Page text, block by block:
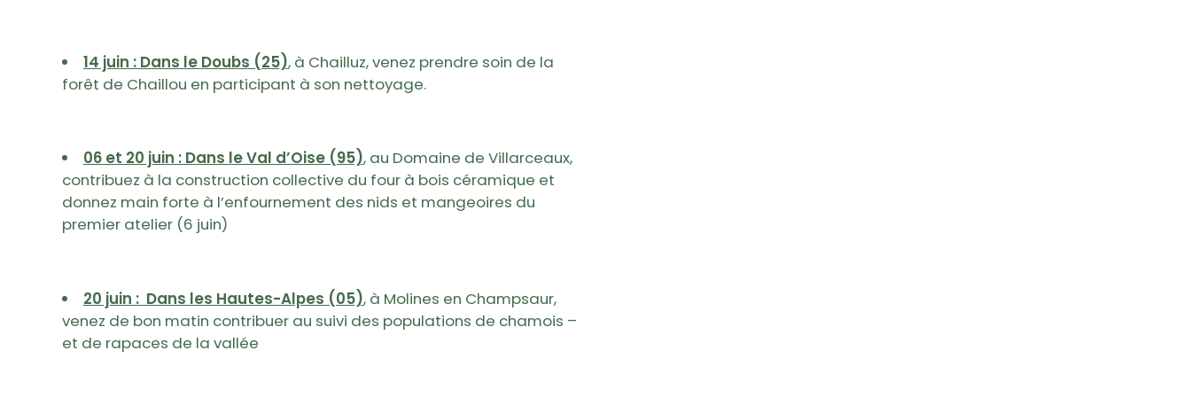
14 juin : Dans le Doubs (25), à Chailluz, venez prendre soin de la
forêt de Chaillou en participant à son nettoyage.
06 et 20 juin : Dans le Val d’Oise (95), au Domaine de Villarceaux,
contribuez à la construction collective du four à bois céramique et
donnez main forte à l’enfournement des nids et mangeoires du
premier atelier (6 juin)
20 juin : Dans les Hautes-Alpes (05), à Molines en Champsaur,
venez de bon matin contribuer au suivi des populations de chamois –
et de rapaces de la vallée